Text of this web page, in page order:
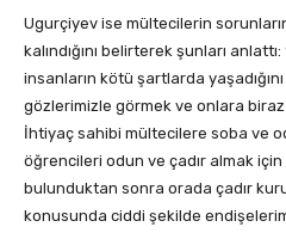
Ugurçiyev ise mültecilerin
kalındığını belirterek şunları
insanların kötü şartlarda
gözlerimizle görmek ve onlara
İhtiyaç sahibi mültecilere soba ve
öğrencileri odun ve çadır almak
bulunduktan sonra orada çadır
konusunda ciddi şekilde